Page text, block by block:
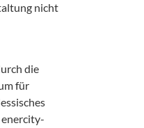
nicht
die
für